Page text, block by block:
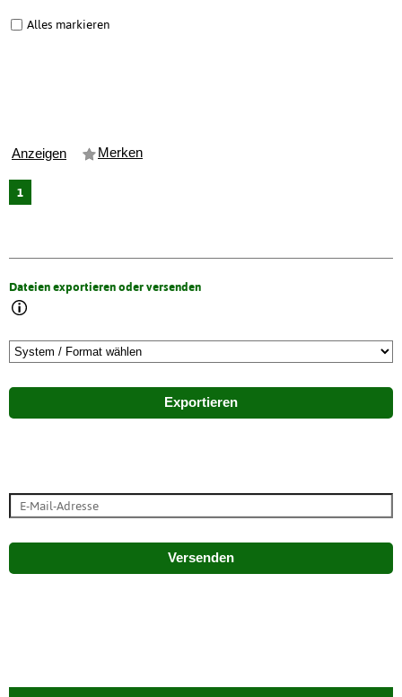
Alles markieren
Anzeigen Merken
1
Dateien exportieren oder versenden
Exportieren
Versenden